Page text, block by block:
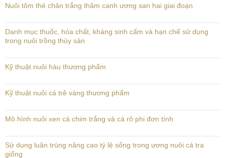
Nuôi tôm thẻ chân trắng thâm canh ương san hai giai đoạn
Danh mục thuốc, hóa chất, kháng sinh cấm và hạn chế sử dụng
trong nuôi trồng thủy sản
Kỹ thuật nuôi hàu thương phẩm
Kỹ thuật nuôi cá trê vàng thương phẩm
Mô hình nuôi xen cá chim trắng và cá rô phi đơn tính
Sử dụng luân trùng nâng cao tỷ lệ sống trong ương nuôi cá tra
giống